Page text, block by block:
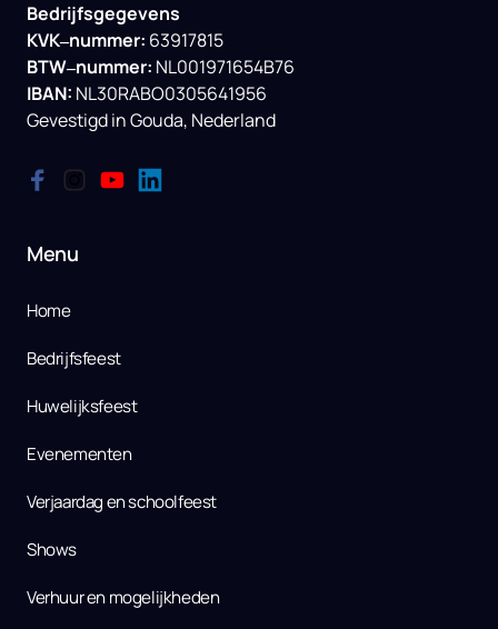
Bedrijfsgegevens
KVK‒nummer:
BTW‒nummer:
IBAN: NL30RABO0305641956
Gevestigd in Gouda, Nederland
Menu
Home
Bedrijfsfeest
Huwelijksfeest
Evenementen
Verjaardag en schoolfeest
Shows
Verhuur en mogelijkheden